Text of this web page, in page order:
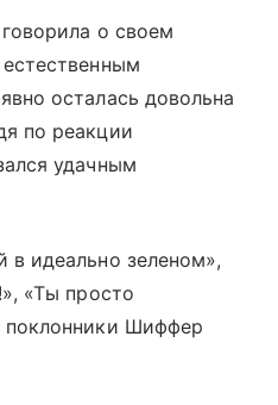
о своем
осталась довольна
по реакции
удачным
в идеально зеленом»,
«Ты просто
поклонники Шиффер